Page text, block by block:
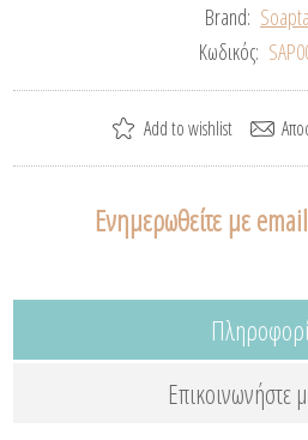
Brand:
Κωδικός:
Ενημερωθείτε με
Επικοινωνήστε